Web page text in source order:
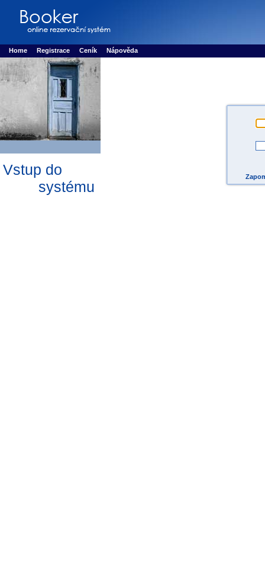
Rezervujse - Port�l pro online rezervace sportu
Home Registrace Ceník Nápověda
Vstup do
systému